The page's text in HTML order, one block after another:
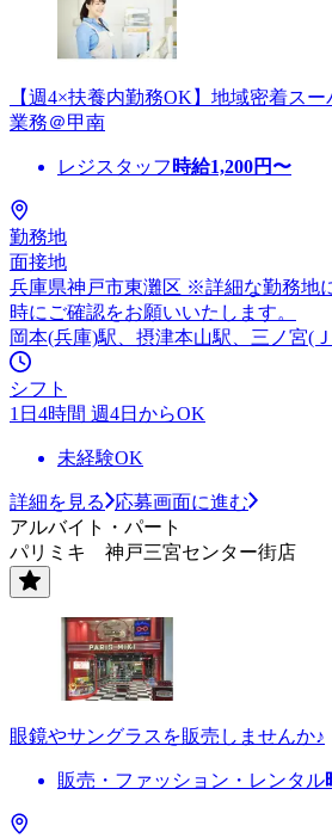
【週4×扶養内勤務OK】地域密着ス
業務＠甲南
レジスタッフ 時給1,200円〜
勤務地
面接地
兵庫県神戸市東灘区 ※詳細な勤務地
時にご確認をお願いいたします。
岡本(兵庫)駅、摂津本山駅、三ノ宮(
シフト
1日4時間 週4日からOK
未経験OK
詳細を見る
応募画面に進む
アルバイト・パート
パリミキ 神戸三宮センター街店
眼鏡やサングラスを販売しませんか♪
販売・ファッション・レンタル